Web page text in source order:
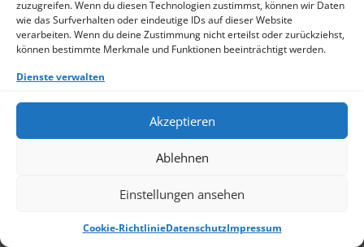
zuzugreifen. Wenn du diesen Technologien zustimmst, können wir Daten
wie das Surfverhalten oder eindeutige IDs auf dieser Website
verarbeiten. Wenn du deine Zustimmung nicht erteilst oder zurückziehst,
können bestimmte Merkmale und Funktionen beeinträchtigt werden.
Dienste verwalten
Akzeptieren
Ablehnen
Einstellungen ansehen
Cookie-RichtlinieDatenschutzImpressum
GWP freut sich über Neuzuwachs: Die SKion Water GmbH
bereichert das Netzwerk als Technologie- und
Lösungsanbieter sowie Anlagenbauer im Bereich
› Weiterlesen